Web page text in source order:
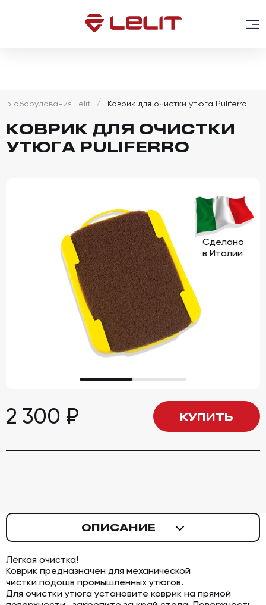
оборудования Lelit Коврик для очистки утюга Puliferro
КОВРИК ДЛЯ ОЧИСТКИ
УТЮГА PULIFERRO
2 300 ₽ КУПИТЬ
ОПИСАНИЕ
Лёгкая очистка!
Коврик предназначен для механической
чистки подошв промышленных утюгов.
Для очистки утюга установите коврик на прямой